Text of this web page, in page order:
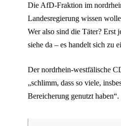
Die AfD-Fraktion im
Landesregierung wissen
Wer also sind die Täter? Erst
siehe da – es handelt sich zu
Der nordrhein-westfälische
„schlimm, dass so viele,
Bereicherung genutzt